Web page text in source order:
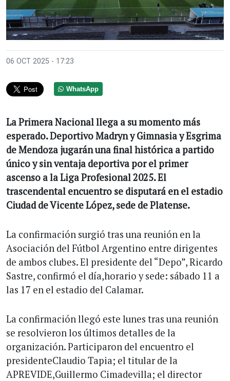
06 OCT 2025 - 17:23
WhatsApp
La Primera Nacional llega a su momento más
esperado. Deportivo Madryn y Gimnasia y Esgrima
de Mendoza jugarán una final histórica a partido
único y sin ventaja deportiva por el primer
ascenso a la Liga Profesional 2025. El
trascendental encuentro se disputará en el estadio
Ciudad de Vicente López, sede de Platense.
La confirmación surgió tras una reunión en la
Asociación del Fútbol Argentino entre dirigentes
de ambos clubes. El presidente del “Depo”, Ricardo
Sastre, confirmó el día,horario y sede: sábado 11 a
las 17 en el estadio del Calamar.
La confirmación llegó este lunes tras una reunión
se resolvieron los últimos detalles de la
organización. Participaron del encuentro el
presidenteClaudio Tapia; el titular de la
APREVIDE,Guillermo Cimadevilla; el director